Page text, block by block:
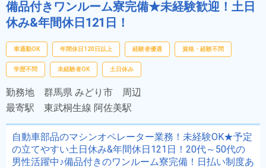
備品付きワンルーム寮完備★未経験歓迎！土日
休み&年間休日121日！
車通勤OK 年間休日120日以上 経験者優遇 資格・経験不問
学歴不問 未経験者OK 土日休み
勤務地 群馬県 みどり市 周辺
最寄駅 東武桐生線 阿佐美駅
自動車部品のマシンオペレーター業務！未経験OK★予定
の立てやすい土日休み&年間休日121日！20代～50代の
男性活躍中♪備品付きのワンルーム寮完備！日払い制度あ